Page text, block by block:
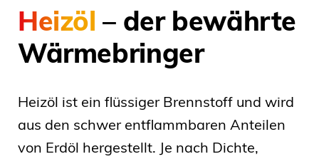
Heizöl– der bewährte
Wärmebringer
Heizöl ist ein flüssiger Brennstoff und wird
aus den schwer entflammbaren Anteilen
von Erdöl hergestellt. Je nach Dichte,